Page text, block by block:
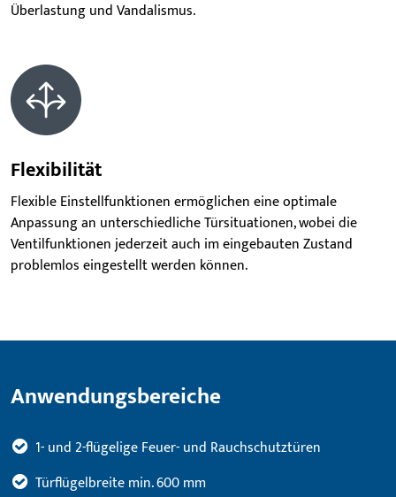
Überlastung und Vandalismus.
Flexibilität
Flexible Einstellfunktionen ermöglichen eine optimale
Anpassung an unterschiedliche Türsituationen, wobei die
Ventilfunktionen jederzeit auch im eingebauten Zustand
problemlos eingestellt werden können.
Anwendungsbereiche
1- und 2-flügelige Feuer- und Rauchschutztüren
Türflügelbreite min. 600 mm